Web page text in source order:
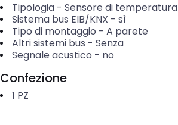
Tipologia- Sensore di temperatura
Sistema bus EIB/KNX - sì
Tipo di montaggio - A parete
Altri sistemi bus - Senza
Segnale acustico - no
Confezione
1 PZ